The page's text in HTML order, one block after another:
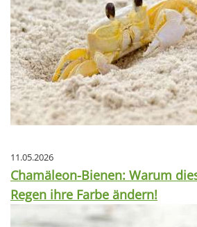
11.05.2026
Chamäleon-Bienen: Warum
Regen ihre Farbe ändern!